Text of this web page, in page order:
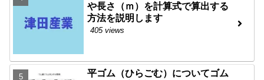
や長さ（ｍ）を計算式で算出する
方法を説明します
405 views
平ゴム（ひらごむ）についてゴム